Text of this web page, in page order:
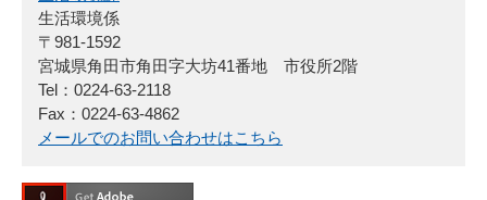
生活環境係
〒981-1592
宮城県角田市角田字大坊41番地 市役所2階
Tel：0224-63-2118
Fax：0224-63-4862
メールでのお問い合わせはこちら